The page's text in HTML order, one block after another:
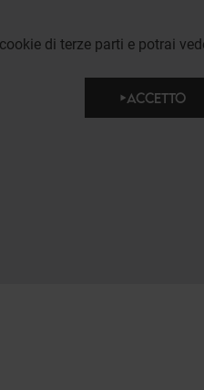
di terze parti e potrai
ACCETTO